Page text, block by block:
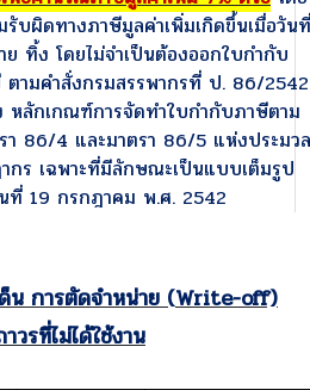
รับผิดทางภาษีมูลค่าเพิ่มเกิดขึ้นเมื่อวันที่
ย ทิ้ง โดยไม่จำเป็นต้องออกใบกำกับ
ตามคำสั่งกรมสรรพากรที่ ป. 86/2542
หลักเกณฑ์การจัดทำใบกำกับภาษีตาม
า 86/4 และมาตรา 86/5 แห่งประมวล
กร เฉพาะที่มีลักษณะเป็นแบบเต็มรูป
ที่ 19 กรกฎาคม พ.ศ. 2542
น การตัดจำหน่าย (Write-off)
วรที่ไม่ได้ใช้งาน